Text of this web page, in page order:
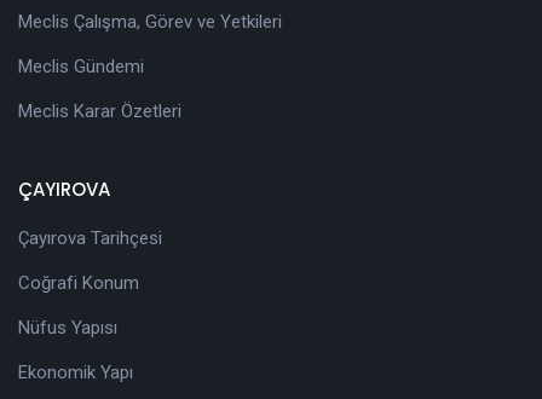
Meclis Çalışma, Görev ve Yetkileri
Meclis Gündemi
Meclis Karar Özetleri
ÇAYIROVA
Çayırova Tarihçesi
Coğrafi Konum
Nüfus Yapısı
Ekonomik Yapı